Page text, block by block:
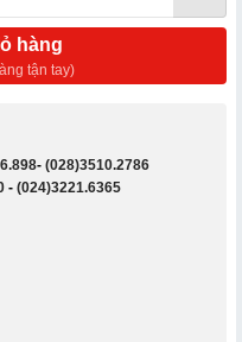
hàng
tận tay)
- (028)3510.2786
- (024)3221.6365